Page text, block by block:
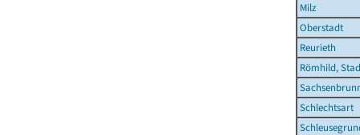
Milz
Oberstadt
Reurieth
Römhild,
Schlechtsart